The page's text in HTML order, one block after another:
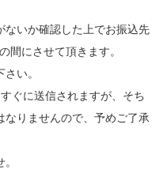
ないか確認した上でお振込先
間にさせて頂きます。
い。
ぐに送信されますが、そち
なりませんので、予めご了承